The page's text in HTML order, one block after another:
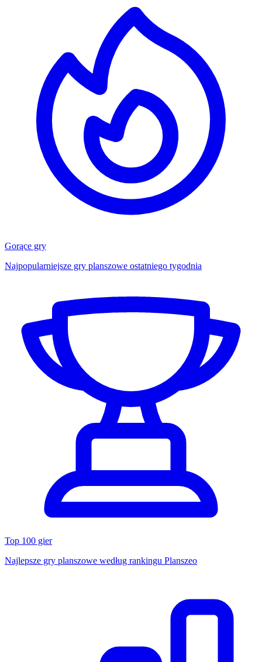
Gorące gry
Najpopularniejsze gry planszowe ostatniego tygodnia
Top 100 gier
Najlepsze gry planszowe według rankingu Planszeo